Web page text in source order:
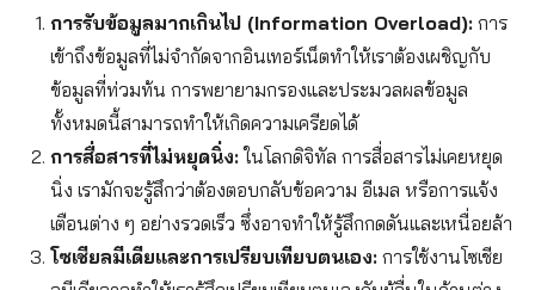
การรับข้อมูลมากเกินไป (Information Overload):การ
เข้าถึงข้อมูลที่ไม่จำกัดจากอินเทอร์เน็ตทำให้เราต้องเผชิญกับ
ข้อมูลที่ท่วมท้น การพยายามกรองและประมวลผลข้อมูล
ทั้งหมดนี้สามารถทำให้เกิดความเครียดได้
การสื่อสารที่ไม่หยุดนิ่ง:ในโลกดิจิทัล การสื่อสารไม่เคยหยุด
นิ่ง เรามักจะรู้สึกว่าต้องตอบกลับข้อความ อีเมล หรือการแจ้ง
เตือนต่าง ๆ อย่างรวดเร็ว ซึ่งอาจทำให้รู้สึกกดดันและเหนื่อยล้า
โซเชียลมีเดียและการเปรียบเทียบตนเอง:การใช้งานโซเชีย